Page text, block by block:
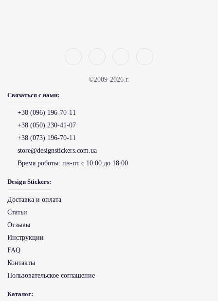
©2009-2026 г.
Связаться с нами:
+38 (096) 196-70-11
+38 (050) 230-41-07
+38 (073) 196-70-11
store@designstickers.com.ua
Время роботы: пн-пт с 10:00 до 18:00
Design Stickers:
Доставка и оплата
Статьи
Отзывы
Инструкции
FAQ
Контакты
Пользовательское соглашение
Каталог: